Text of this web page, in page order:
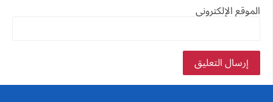
الموقع الإلكتروني